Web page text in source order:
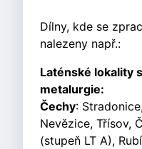
Dílny, kde se
nalezeny např.:
Laténské lokality
metalurgie:
Čechy:
Nevězice, Třísov,
(stupeň LT A),